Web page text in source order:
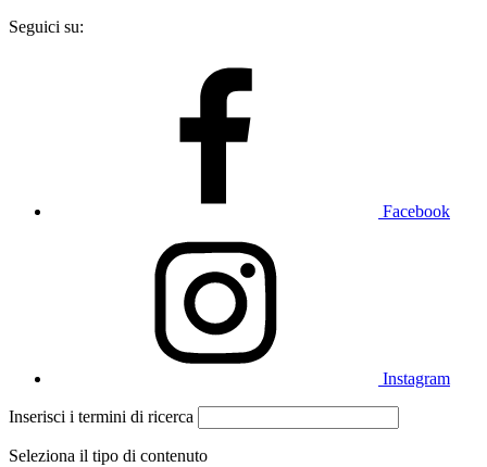
Seguici su:
Facebook
Instagram
Inserisci i termini di ricerca
Seleziona il tipo di contenuto